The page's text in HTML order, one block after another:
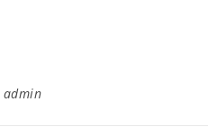
admin